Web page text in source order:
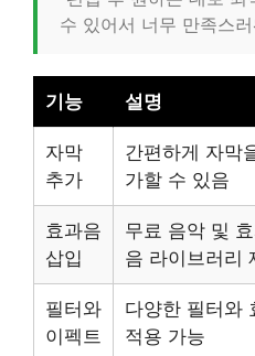
수 있어서 너무 만족스
기능 설명
자막
추가
간편하게 자막
가할 수 있음
효과음
삽입
무료 음악 및
음 라이브러리
필터와
이펙트
다양한 필터와
적용 가능